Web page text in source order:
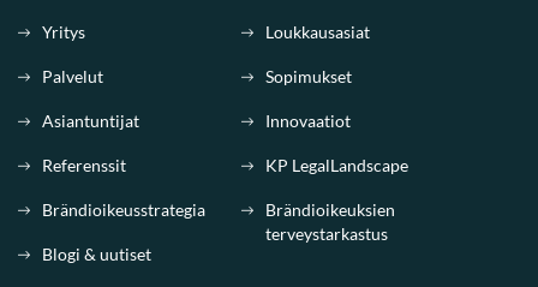
Yritys
Palvelut
Asiantuntijat
Referenssit
Brändioikeusstrategia
Blogi & uutiset
Loukkausasiat
Sopimukset
Innovaatiot
KP LegalLandscape
Brändioikeuksien
terveystarkastus